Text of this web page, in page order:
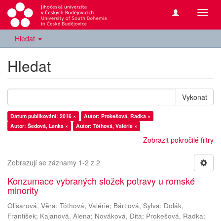
Hledat
Hledat
Vykonat
Datum publikování: 2016 ×
Autor: Prokešová, Radka ×
Autor: Šedová, Lenka ×
Autor: Tóthová, Valérie ×
Zobrazit pokročilé filtry
Zobrazují se záznamy 1-2 z 2
Konzumace vybraných složek potravy u romské
minority
Olišarová, Věra; Tóthová, Valérie; Bártlová, Sylva; Dolák,
František; Kajanová, Alena; Nováková, Dita; Prokešová, Radka;